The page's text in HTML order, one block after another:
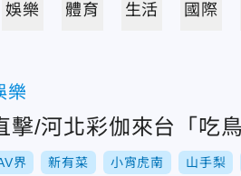
娛樂 體育 生活 國際
樂
擊/河北彩伽來台「吃
界 新有菜 小宵虎南 山手梨